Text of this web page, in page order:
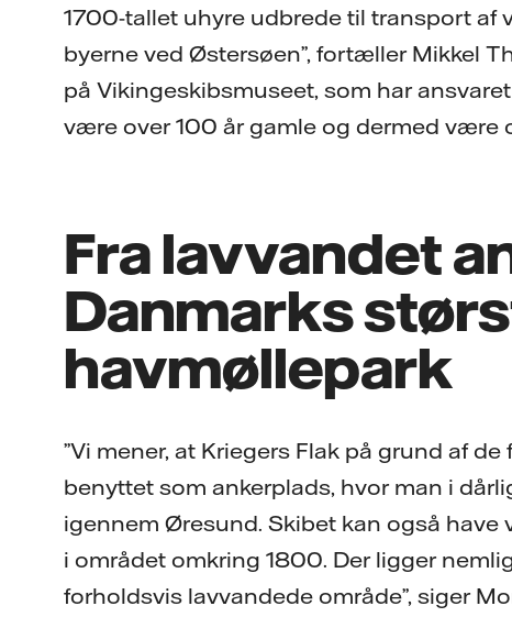
1700-tallet uhyre udbrede til transport af
byerne ved Østersøen”, fortæller Mikkel
på Vikingeskibsmuseet, som har
være over 100 år gamle og dermed være
Fra lavvandet
Danmarks
havmøllepark
”Vi mener, at Kriegers Flak på grund af
benyttet som ankerplads, hvor man i
igennem Øresund. Skibet kan også
i området omkring 1800. Der ligger
forholdsvis lavvandede område”, siger